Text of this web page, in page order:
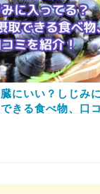
にいい？しじみ
きる食べ物、口